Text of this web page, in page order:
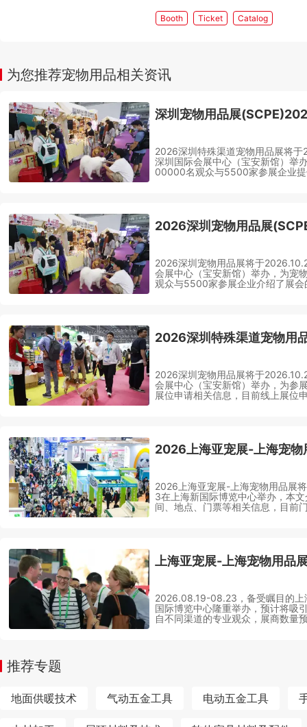
Booth Ticket Catalog
为您推荐宠物用品相关资讯
深圳宠物用品展
2026深圳特殊渠道宠物用品展将
深圳国际会展中心（宝安新馆）举
00000名观众与5500家参展企业
2026深圳宠物用品展
2026深圳宠物用品展将于
会展中心（宝安新馆）举办，为宠
观众与5500家参展企业介绍了展会
2026深圳宠物用品展将于
会展中心（宝安新馆）举办，为参
展位申请相关信息，目前线上展位
2026上海亚宠展-上海宠物用品展
3在上海新国际博览中心举办，本
间、地点、门票等相关信息，目前
2026.08.19-08.23，备受瞩目的上
国际博览中心隆重举办，预计将吸
自不同渠道的专业观众，展商数量
推荐专题
地面供暖技术 气动五金工具 电动五金工具